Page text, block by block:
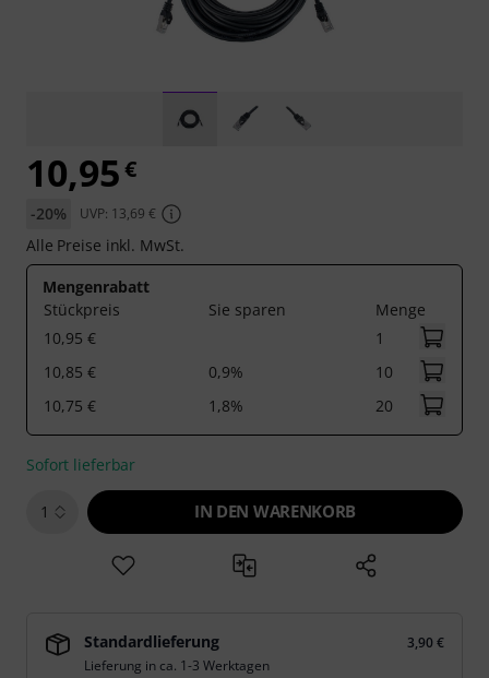
10,95€
-20% UVP: 13,69 €
Alle Preise inkl. MwSt.
Mengenrabatt
Stückpreis
Sie sparen
Menge
10,95 €
1
10,85 €
0,9%
10
10,75 €
1,8% 20
Sofort lieferbar
1 IN DEN WARENKORB
Standardlieferung
3,90 €
Lieferung in ca. 1-3 Werktagen